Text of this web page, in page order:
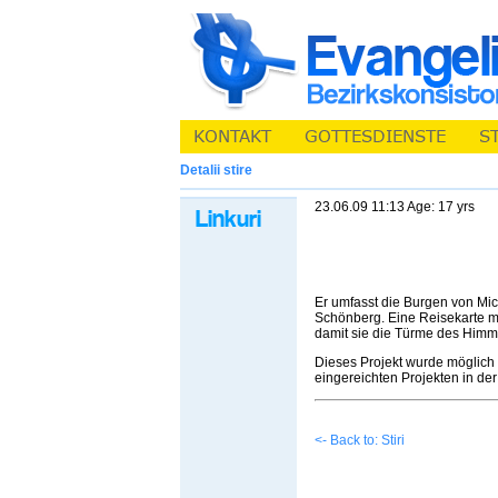
Detalii stire
23.06.09 11:13 Age: 17 yrs
Er umfasst die Burgen von
Schönberg. Eine Reisekarte
damit sie die Türme des
Dieses Projekt wurde
eingereichten Projekten in
<- Back to: Stiri